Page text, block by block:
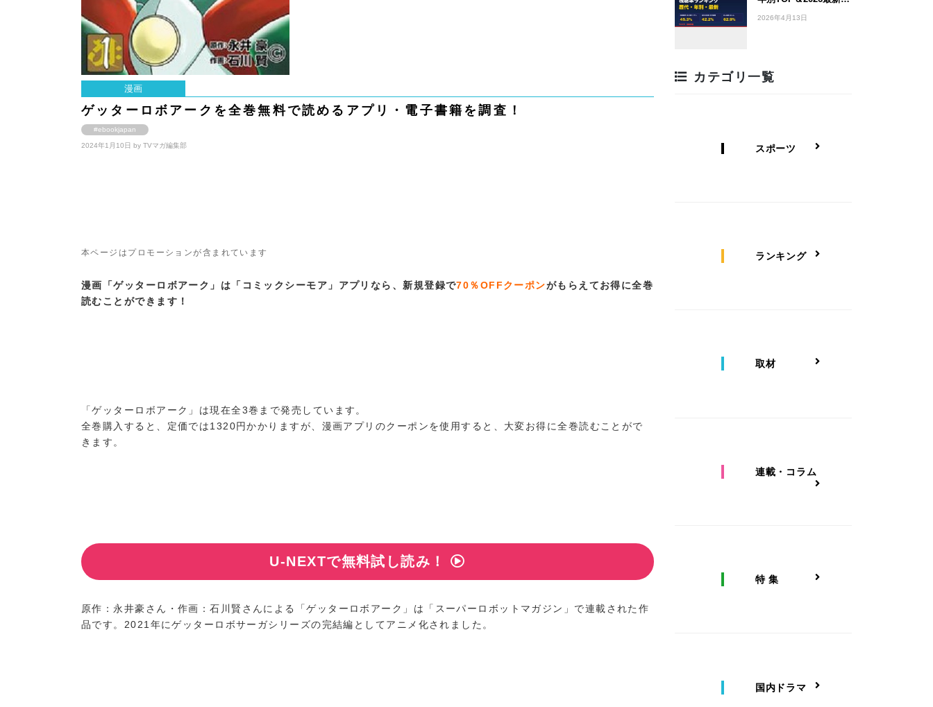
漫画
ゲッターロボアークを全巻無料で読めるアプリ・電子書籍を調査！
#ebookjapan
2024年1月10日 by TVマガ編集部
本ページはプロモーションが含まれています
漫画「ゲッターロボアーク」は「コミックシーモア」アプリなら、新規登録で70％OFFクーポンがもらえてお得に全巻
読むことができます！
「ゲッターロボアーク」は現在全3巻まで発売しています。
全巻購入すると、定価では1320円かかりますが、漫画アプリのクーポンを使用すると、大変お得に全巻読むことがで
きます。
U-NEXTで無料試し読み！
原作：永井豪さん・作画：石川賢さんによる「ゲッターロボアーク」は「スーパーロボットマガジン」で連載された作
品です。2021年にゲッターロボサーガシリーズの完結編としてアニメ化されました。
2026年4月13日
カテゴリ一覧
スポーツ
ランキング
取材
連載・コラム
特 集
国内ドラマ